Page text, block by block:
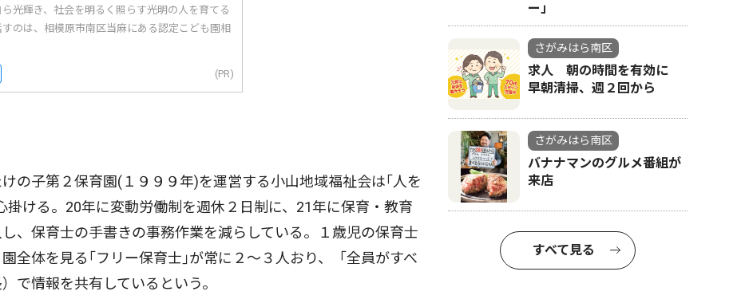
ら光輝き、社会を明るく照らす光明の人を育てる
のは、相模原市南区当麻にある認定こども園相
(PR)
の子第２保育園(１９９９年)を運営する小山地域福祉会は｢人を
ける。20年に変動労働制を週休２日制に、21年に保育・教育
、保育士の手書きの事務作業を減らしている。１歳児の保育士
全体を見る｢フリー保育士｣が常に２〜３人おり、「全員がすべ
で情報を共有しているという。
ー」
さがみはら南区
求人 朝の時間を有効に
早朝清掃、週２回から
さがみはら南区
バナナマンのグルメ番組が
来店
すべて見る